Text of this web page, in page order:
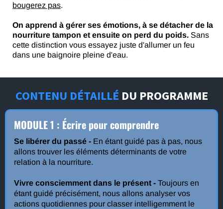
bougerez pas.
On apprend à gérer ses émotions, à se détacher de la
nourriture tampon et ensuite on perd du poids. Sans
cette distinction vous essayez juste d'allumer un feu
dans une baignoire pleine d'eau.
CONTENU DÉTAILLÉ DU PROGRAMME
MODULE 1 : Écrire pour comprendre
Se libérer du passé - En étant guidé pas à pas, nous
allons trouver les éléments déterminants de votre
relation à la nourriture.
Vivre consciemment dans le présent - Toujours en
étant guidé précisément, nous allons analyser vos
actions quotidiennes pour classer intelligemment le